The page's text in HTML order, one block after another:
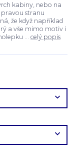
kabiny, nebo na
pravou stranu
že když například
a vše mimo motiv i
... celý popis